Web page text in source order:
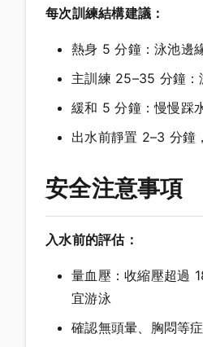
每次訓練結構建議：
熱身 5 分鐘：泳池邊
主訓練 25–35 分鐘：
緩和 5 分鐘：慢慢踩
出水前靜置 2–3 分鐘
安全注意事項
入水前的評估：
量血壓：收縮壓超過
宜游泳
確認無頭暈、胸悶等